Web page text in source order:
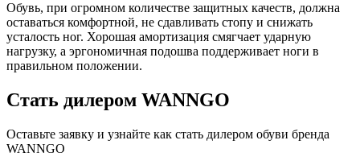
Обувь, при огромном количестве защитных качеств, должна
оставаться комфортной, не сдавливать стопу и снижать
усталость ног. Хорошая амортизация смягчает ударную
нагрузку, а эргономичная подошва поддерживает ноги в
правильном положении.
Стать дилером WANNGO
Оставьте заявку и узнайте как стать дилером обуви бренда
WANNGO